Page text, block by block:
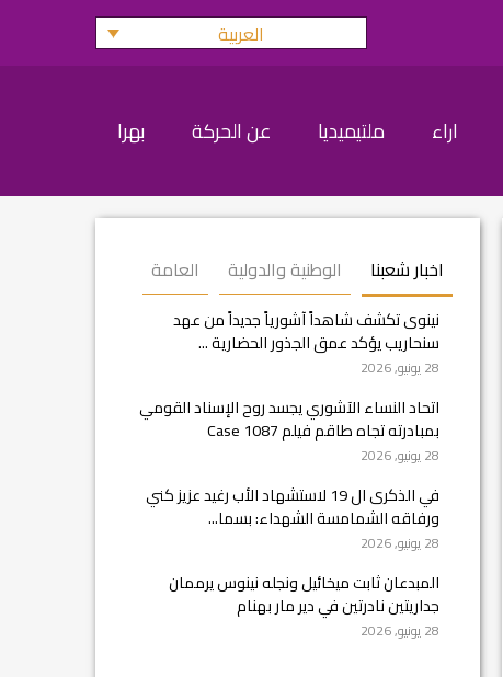
العربية
اراء ملتيميديا عن الحركة بهرا
اخبار شعبنا الوطنية والدولية العامة
نينوى تكشف شاهداً آشورياً جديداً من عهد
سنحاريب يؤكد عمق الجذور الحضارية ...
28 يونيو, 2026
اتحاد النساء الآشوري يجسد روح الإسناد القومي
بمبادرته تجاه طاقم فيلم Case 1087
28 يونيو, 2026
في الذكرى ال 19 لاستشهاد الأب رغيد عزيز كني
ورفاقه الشمامسة الشهداء: بسما...
28 يونيو, 2026
المبدعان ثابت ميخائيل ونجله نينوس يرممان
جداريتين نادرتين في دير مار بهنام
28 يونيو, 2026